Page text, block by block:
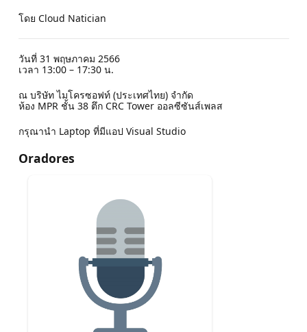
โดย Cloud Natician
วันที่ 31 พฤษภาคม 2566
เวลา 13:00 – 17:30 น.
ณ บริษัท ไมโครซอฟท์ (ประเทศไทย) จำกัด
ห้อง MPR ชั้น 38 ตึก CRC Tower ออลซีซันส์เพลส
กรุณานำ Laptop ที่มีแอป Visual Studio
Oradores